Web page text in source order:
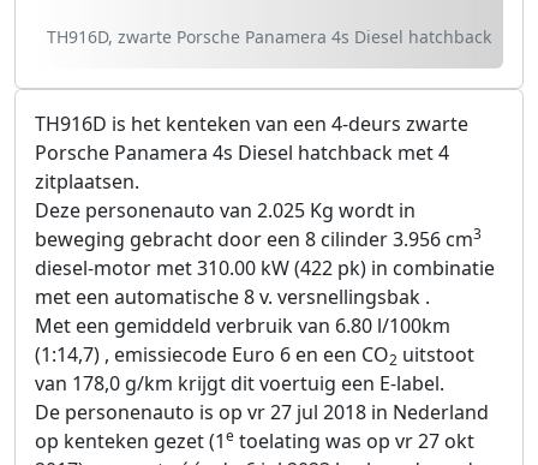
TH916D, zwarte Porsche Panamera 4s Diesel hatchback
TH916D is het kenteken van een 4-deurs zwarte
Porsche Panamera 4s Diesel hatchback met 4
zitplaatsen.
Deze personenauto van 2.025 Kg wordt in
beweging gebracht door een 8 cilinder 3.956 cm3
diesel-motor met 310.00 kW (422 pk) in combinatie
met een automatische 8 v. versnellingsbak .
Met een gemiddeld verbruik van 6.80 l/100km
(1:14,7) , emissiecode Euro 6 en een CO2 uitstoot
van 178,0 g/km krijgt dit voertuig een E-label.
De personenauto is op vr 27 jul 2018 in Nederland
op kenteken gezet (1e toelating was op vr 27 okt